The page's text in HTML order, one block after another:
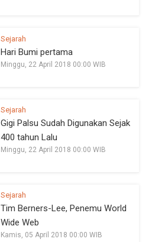
Sejarah
Hari Bumi pertama
Minggu, 22 April 2018 00:00 WIB
Sejarah
Gigi Palsu Sudah Digunakan Sejak
400 tahun Lalu
Minggu, 22 April 2018 00:00 WIB
Sejarah
Tim Berners-Lee, Penemu World
Wide Web
Kamis, 05 April 2018 00:00 WIB